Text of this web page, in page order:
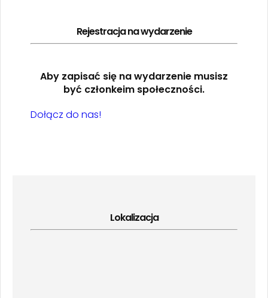
Rejestracja na wydarzenie
Aby zapisać się na wydarzenie musisz
być członkeim społeczności.
Dołącz do nas!
Lokalizacja